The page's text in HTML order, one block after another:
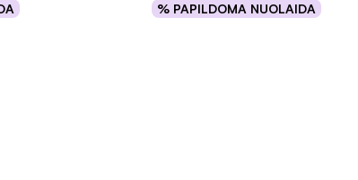
% PAPILDOMA NUOLAIDA
Į krepšelį